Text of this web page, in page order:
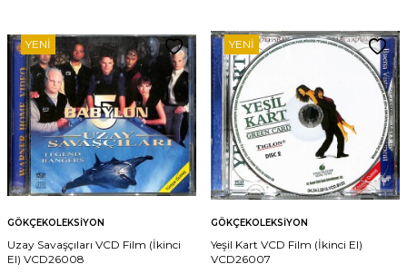
YENI
GÖKÇEKOLEKSIYON
Uzay Savaşçıları VCD Film (İkinci
El) VCD26008
YENI
GÖKÇEKOLEKSIYON
Yeşil Kart VCD Film (İkinci El)
VCD26007